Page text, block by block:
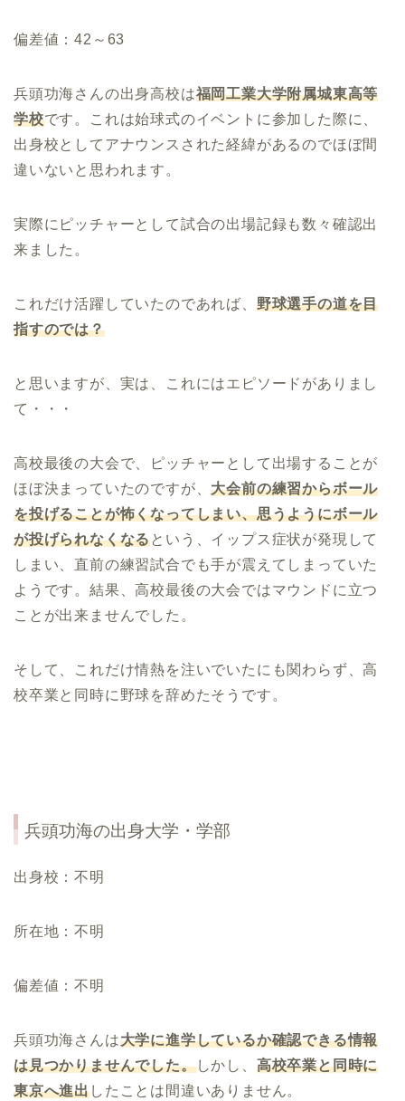
偏差値：42～63
兵頭功海さんの出身高校は福岡工業大学附属城東高等
学校です。これは始球式のイベントに参加した際に、
出身校としてアナウンスされた経緯があるのでほぼ間
違いないと思われます。
実際にピッチャーとして試合の出場記録も数々確認出
来ました。
これだけ活躍していたのであれば、 野球選手の道を目
指すのでは？
と思いますが、実は、これにはエピソードがありまし
て・・・
高校最後の大会で、ピッチャーとして出場することが
ほぼ決まっていたのですが、大会前の練習からボール
を投げることが怖くなってしまい、思うようにボール
が投げられなくなるという、イップス症状が発現して
しまい、直前の練習試合でも手が震えてしまっていた
ようです。結果、高校最後の大会ではマウンドに立つ
ことが出来ませんでした。
そして、これだけ情熱を注いでいたにも関わらず、高
校卒業と同時に野球を辞めたそうです。
兵頭功海の出身大学・学部
出身校：不明
所在地：不明
偏差値：不明
兵頭功海さんは大学に進学しているか確認できる情報
は見つかりませんでした。しかし、 高校卒業と同時に
東京へ進出したことは間違いありません。